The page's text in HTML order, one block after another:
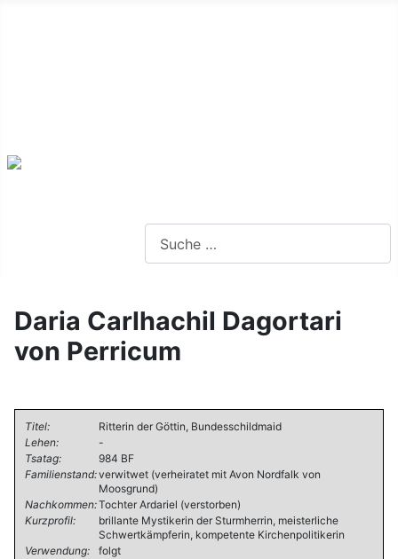
Daria Carlhachil Dagortari
von Perricum
Titel:
Ritterin der Göttin, Bundesschildmaid
Lehen:
-
Tsatag:
984 BF
Familienstand:verwitwet (verheiratet mit Avon Nordfalk von
Moosgrund)
Nachkommen:Tochter Ardariel (verstorben)
Kurzprofil:
brillante Mystikerin der Sturmherrin, meisterliche
Schwertkämpferin, kompetente Kirchenpolitikerin
Verwendung:
folgt